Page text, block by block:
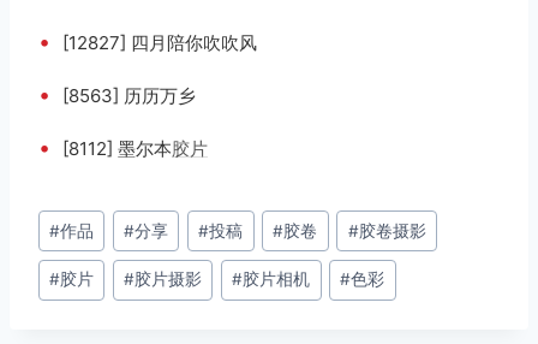
• [12827] 四月陪你吹吹风
• [8563] 历历万乡
• [8112] 墨尔本胶片
文
章
标
#作品 #分享 #投稿 #胶卷 #胶卷摄影
#胶片 #胶片摄影 #胶片相机 #色彩